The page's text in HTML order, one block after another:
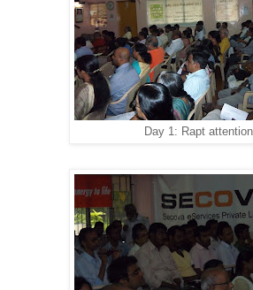
Day 1: Rapt attention